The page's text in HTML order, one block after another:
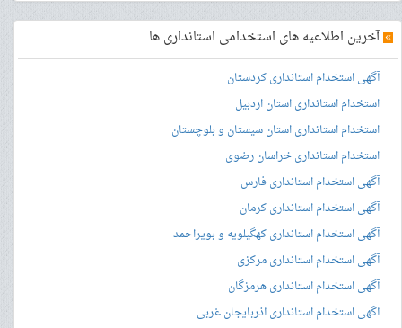
»آخرین اطلاعیه های استخدامی استانداری ها
آگهی استخدام استانداری کردستان
استخدام استانداری استان اردبیل
استخدام استانداری استان سیستان و بلوچستان
استخدام استانداری خراسان رضوی
آگهی استخدام استانداری فارس
آگهی استخدام استانداری کرمان
آگهی استخدام استانداری کهگیلویه و بویراحمد
آگهی استخدام استانداری مرکزی
آگهی استخدام استانداری هرمزگان
آگهی استخدام استانداری آذربایجان غربی